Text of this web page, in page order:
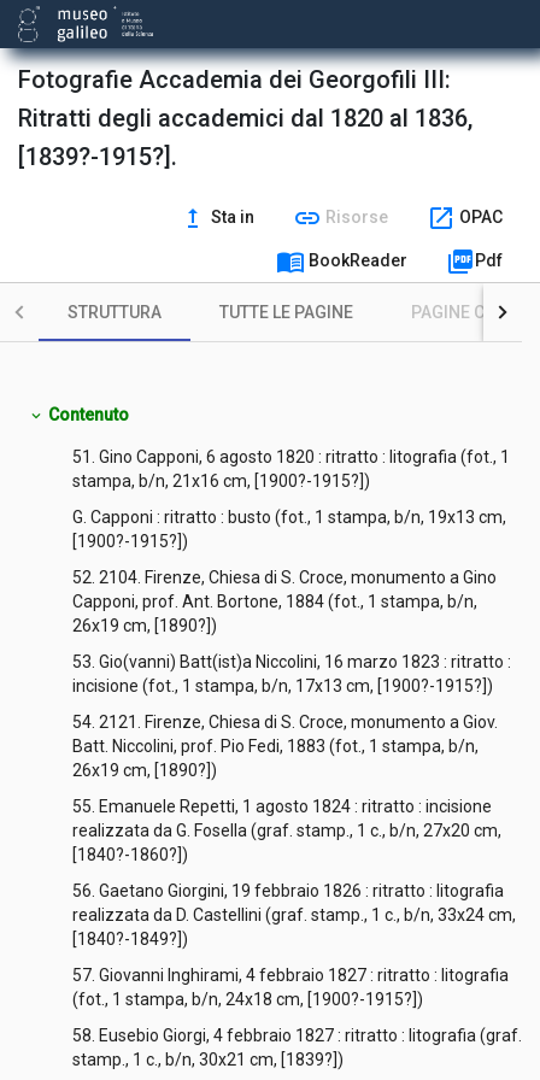
Fotografie Accademia dei Georgofili III:
Ritratti degli accademici dal 1820 al 1836,
[1839?-1915?].
upgrade Sta in link Risorse open_in_new OPAC
menu_book BookReader picture_as_pdf Pdf
STRUTTURA TUTTE LE PAGINE PAGINE CON
expand_more Contenuto
51. Gino Capponi, 6 agosto 1820 : ritratto : litografia (fot., 1
stampa, b/n, 21x16 cm, [1900?-1915?])
G. Capponi : ritratto : busto (fot., 1 stampa, b/n, 19x13 cm,
[1900?-1915?])
52. 2104. Firenze, Chiesa di S. Croce, monumento a Gino
Capponi, prof. Ant. Bortone, 1884 (fot., 1 stampa, b/n,
26x19 cm, [1890?])
53. Gio(vanni) Batt(ist)a Niccolini, 16 marzo 1823 : ritratto :
incisione (fot., 1 stampa, b/n, 17x13 cm, [1900?-1915?])
54. 2121. Firenze, Chiesa di S. Croce, monumento a Giov.
Batt. Niccolini, prof. Pio Fedi, 1883 (fot., 1 stampa, b/n,
26x19 cm, [1890?])
55. Emanuele Repetti, 1 agosto 1824 : ritratto : incisione
realizzata da G. Fosella (graf. stamp., 1 c., b/n, 27x20 cm,
[1840?-1860?])
56. Gaetano Giorgini, 19 febbraio 1826 : ritratto : litografia
realizzata da D. Castellini (graf. stamp., 1 c., b/n, 33x24 cm,
[1840?-1849?])
57. Giovanni Inghirami, 4 febbraio 1827 : ritratto : litografia
(fot., 1 stampa, b/n, 24x18 cm, [1900?-1915?])
58. Eusebio Giorgi, 4 febbraio 1827 : ritratto : litografia (graf.
stamp., 1 c., b/n, 30x21 cm, [1839?])